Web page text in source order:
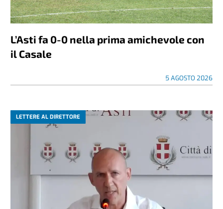
L’Asti fa 0-0 nella prima amichevole con
il Casale
5 AGOSTO 2026
LETTERE AL DIRETTORE